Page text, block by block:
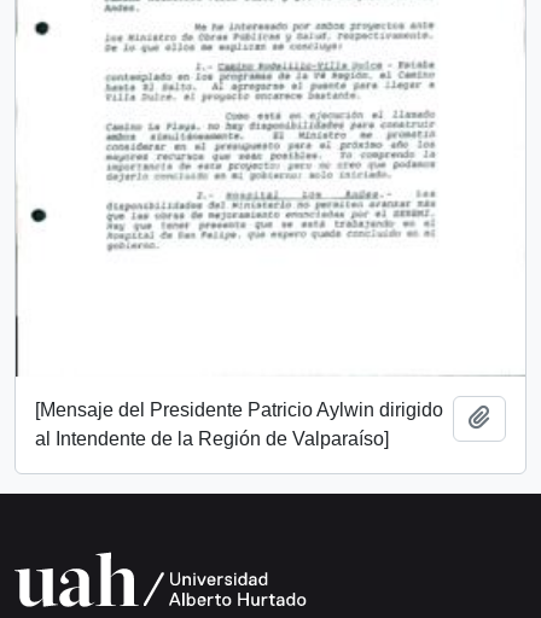
[Mensaje del Presidente Patricio Aylwin dirigido
al Intendente de la Región de Valparaíso]